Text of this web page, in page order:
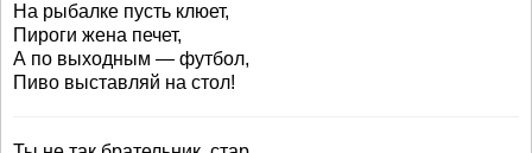
На рыбалке пусть клюет,
Пироги жена печет,
А по выходным — футбол,
Пиво выставляй на стол!